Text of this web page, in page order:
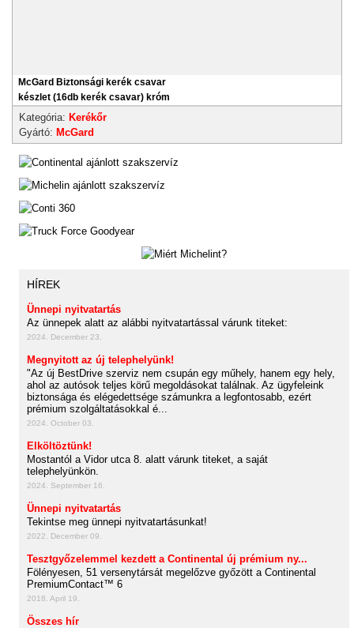
McGard Biztonsági kerék csavar
készlet (16db kerék csavar) króm
Kategória: Kerékőr
Gyártó: McGard
HÍREK
Ünnepi nyitvatartás
Az ünnepek alatt az alábbi nyitvatartással várunk titeket:
2024. December 23.
Megnyitott az új telephelyünk!
"Az új BestDrive szerviz nem csupán egy műhely, hanem egy hely,
ahol az autósok teljes körű megoldásokat találnak. Az ügyfeleink
biztonsága és elégedettsége számunkra a legfontosabb, ezért
prémium szolgáltatásokkal é...
2024. October 03.
Elköltöztünk!
Mostantól a Vidor utca 8. alatt várunk titeket, a saját
telephelyünkön.
2024. September 16.
Ünnepi nyitvatartás
Tekintse meg ünnepi nyitvatartásunkat!
2022. December 09.
Tesztgyőzelemmel kezdett a Continental új prémium ny...
Fölényesen, 51 versenytársát megelőzve győzött a Continental
PremiumContact™ 6
2018. April 19.
Összes hír